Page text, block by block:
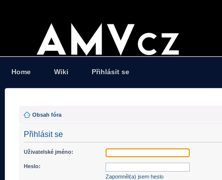
Home Wiki Přihlásit se
Obsah fóra
Přihlásit se
Uživatelské jméno:
Heslo:
Zapomněl(a) jsem heslo